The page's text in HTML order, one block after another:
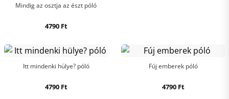
Mindig az osztja az észt póló
4790 Ft
Itt mindenki hülye? póló
4790 Ft
Fúj emberek póló
4790 Ft